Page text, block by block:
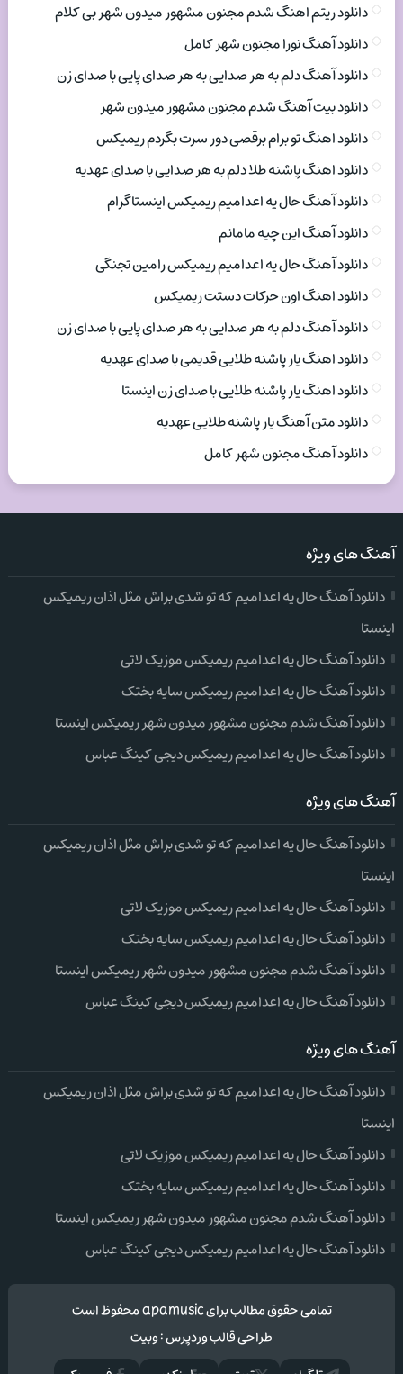
دانلود ریتم اهنگ شدم مجنون مشهور میدون شهر بی کلام
دانلود آهنگ نورا مجنون شهر کامل
دانلود آهنگ دلم به هر صدایی به هر صدای پایی با صدای زن
دانلود بیت آهنگ شدم مجنون مشهور میدون شهر
دانلود اهنگ تو برام برقصی دور سرت بگردم ریمیکس
دانلود اهنگ پاشنه طلا دلم به هر صدایی با صدای عهدیه
دانلود آهنگ حال یه اعدامیم ریمیکس اینستاگرام
دانلود آهنگ این چیه مامانم
دانلود آهنگ حال یه اعدامیم ریمیکس رامین تجنگی
دانلود اهنگ اون حرکات دستت ریمیکس
دانلود آهنگ دلم به هر صدایی به هر صدای پایی با صدای زن
دانلود اهنگ یار پاشنه طلایی قدیمی با صدای عهدیه
دانلود اهنگ یار پاشنه طلایی با صدای زن اینستا
دانلود متن آهنگ یار پاشنه طلایی عهدیه
دانلود آهنگ مجنون شهر کامل
آهنگ های ویژه
دانلود آهنگ حال یه اعدامیم که تو شدی براش مثل اذان ریمیکس
اینستا
دانلود آهنگ حال یه اعدامیم ریمیکس موزیک لاتی
دانلود آهنگ حال یه اعدامیم ریمیکس سایه بختک
دانلود آهنگ شدم مجنون مشهور میدون شهر ریمیکس اینستا
دانلود آهنگ حال یه اعدامیم ریمیکس دیجی کینگ عباس
آهنگ های ویژه
دانلود آهنگ حال یه اعدامیم که تو شدی براش مثل اذان ریمیکس
اینستا
دانلود آهنگ حال یه اعدامیم ریمیکس موزیک لاتی
دانلود آهنگ حال یه اعدامیم ریمیکس سایه بختک
دانلود آهنگ شدم مجنون مشهور میدون شهر ریمیکس اینستا
دانلود آهنگ حال یه اعدامیم ریمیکس دیجی کینگ عباس
آهنگ های ویژه
دانلود آهنگ حال یه اعدامیم که تو شدی براش مثل اذان ریمیکس
اینستا
دانلود آهنگ حال یه اعدامیم ریمیکس موزیک لاتی
دانلود آهنگ حال یه اعدامیم ریمیکس سایه بختک
دانلود آهنگ شدم مجنون مشهور میدون شهر ریمیکس اینستا
دانلود آهنگ حال یه اعدامیم ریمیکس دیجی کینگ عباس
تمامی حقوق مطالب برای apamusic محفوظ است
طراحی قالب وردپرس:وبیت